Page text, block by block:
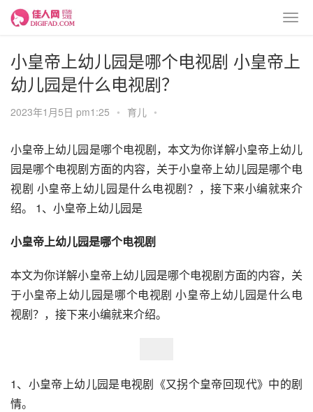
小皇帝上幼儿园是哪个电视剧 小皇帝上
幼儿园是什么电视剧？
2023年1月5日 pm1:25 • 育儿 •
小皇帝上幼儿园是哪个电视剧，本文为你详解小皇帝上幼儿
园是哪个电视剧方面的内容，关于小皇帝上幼儿园是哪个电
视剧 小皇帝上幼儿园是什么电视剧？，接下来小编就来介
绍。 1、小皇帝上幼儿园是
小皇帝上幼儿园是哪个电视剧
本文为你详解小皇帝上幼儿园是哪个电视剧方面的内容，关
于小皇帝上幼儿园是哪个电视剧 小皇帝上幼儿园是什么电
视剧？，接下来小编就来介绍。
1、小皇帝上幼儿园是电视剧《又拐个皇帝回现代》中的剧
情。